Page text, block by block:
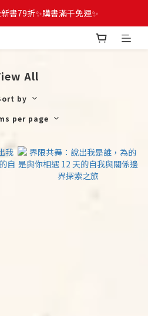
書79折✨購書滿千免運✨
All
by
per page